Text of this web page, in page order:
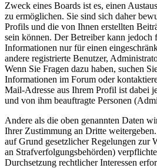
Zweck eines Boards ist es, einen
zu ermöglichen. Sie sind sich daher
Profils und die von Ihnen erstellten
sein können. Der Betreiber kann jedoch
Informationen nur für einen
andere registrierte Benutzer,
Wenn Sie Fragen dazu haben, suchen
Informationen im Forum oder
Mail-Adresse aus Ihrem Profil ist dabei
und von ihm beauftragte Personen
Andere als die oben genannten Daten
Ihrer Zustimmung an Dritte
auf Grund gesetzlicher Regelungen zur
an Strafverfolgungsbehörden)
Durchsetzung rechtlicher Interessen